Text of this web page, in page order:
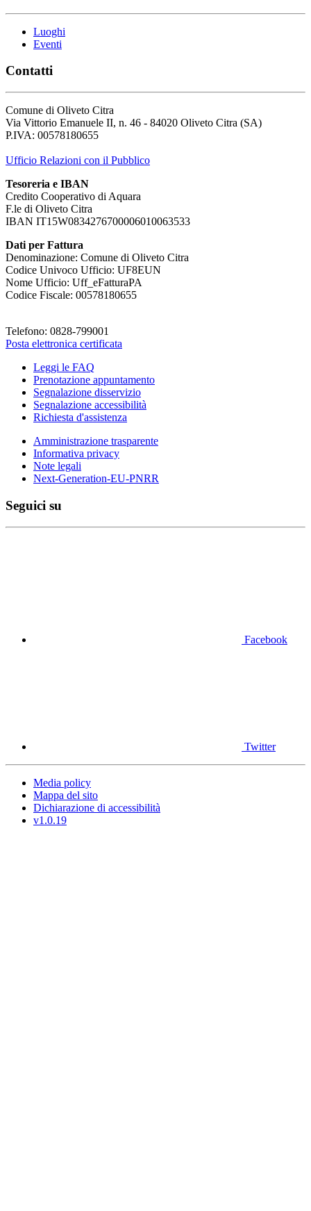
Luoghi
Eventi
Contatti
Comune di Oliveto Citra
Via Vittorio Emanuele II, n. 46 - 84020 Oliveto Citra (SA)
P.IVA: 00578180655
Ufficio Relazioni con il Pubblico
Tesoreria e IBAN
Credito Cooperativo di Aquara
F.le di Oliveto Citra
IBAN IT15W0834276700006010063533
Dati per Fattura
Denominazione: Comune di Oliveto Citra
Codice Univoco Ufficio: UF8EUN
Nome Ufficio: Uff_eFatturaPA
Codice Fiscale: 00578180655
Telefono: 0828-799001
Posta elettronica certificata
Leggi le FAQ
Prenotazione appuntamento
Segnalazione disservizio
Segnalazione accessibilità
Richiesta d'assistenza
Amministrazione trasparente
Informativa privacy
Note legali
Next-Generation-EU-PNRR
Seguici su
Facebook
Twitter
Media policy
Mappa del sito
Dichiarazione di accessibilità
v1.0.19